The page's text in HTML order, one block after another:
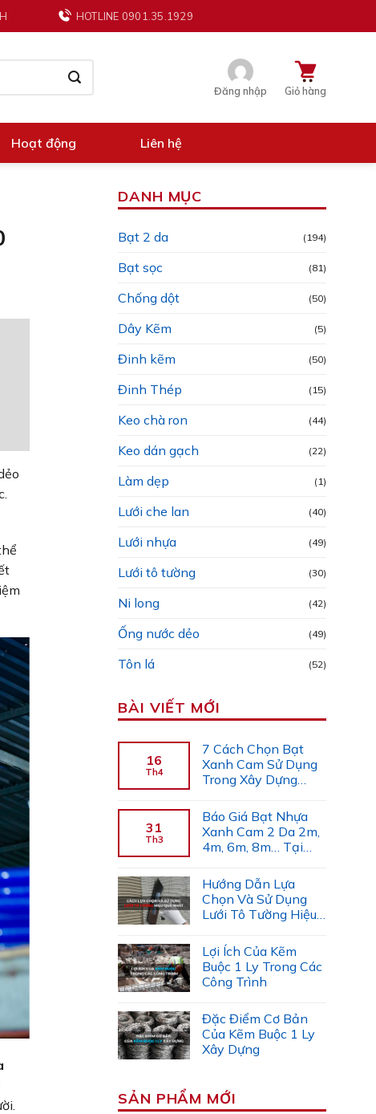
HOTLINE 0901.35.1929
Đăng nhập Giỏ hàng
Hoạt động Liên hệ
DANH MỤC
Bạt 2 da (194)
Bạt sọc (81)
Chống dột (50)
Dây Kẽm (5)
Đinh kẽm (50)
Đinh Thép (15)
Keo chà ron (44)
Keo dán gạch (22)
Làm dẹp (1)
Lưới che lan (40)
Lưới nhựa (49)
Lưới tô tường (30)
Ni long (42)
Ống nước dẻo (49)
Tôn lá (52)
BÀI VIẾT MỚI
16
Th4
7 Cách Chọn Bạt
Xanh Cam Sử Dụng
Trong Xây Dựng
31
Th3
Báo Giá Bạt Nhựa
Xanh Cam 2 Da 2m,
4m, 6m, 8m… Tại
Hướng Dẫn Lựa
Chọn Và Sử Dụng
Lưới Tô Tường Hiệu
Lợi Ích Của Kẽm
Buộc 1 Ly Trong Các
Công Trình
Đặc Điểm Cơ Bản
Của Kẽm Buộc 1 Ly
Xây Dựng
SẢN PHẨM MỚI